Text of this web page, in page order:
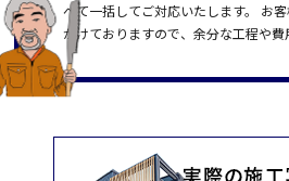
べて一括してご対応いたします。 お
がけておりますので、余分な工程や費